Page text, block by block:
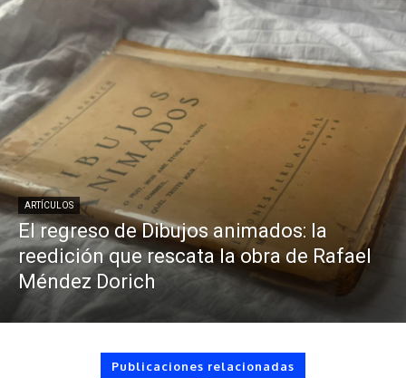
ARTÍCULOS
El regreso de Dibujos animados: la
reedición que rescata la obra de Rafael
Méndez Dorich
Publicaciones relacionadas